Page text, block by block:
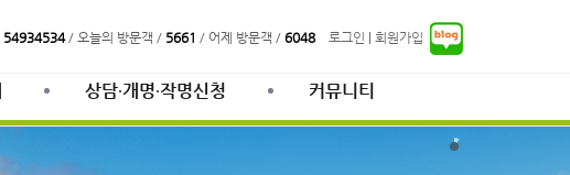
54934534/ 오늘의 방문객 / 5661 / 어제 방문객 / 6048 로그인 회원가입
상담∙개명∙작명신청 커뮤니티